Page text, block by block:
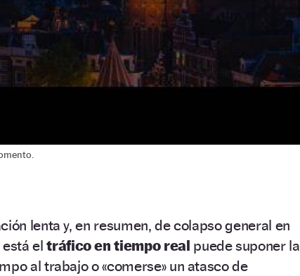
lenta y, en resumen, de colapso general en
está eltráfico en tiempo real puede suponer la
al trabajo o «comerse» un atasco de